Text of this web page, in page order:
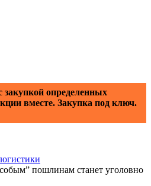
определенных
вместе. Закупка под ключ.
пошлинам станет уголовно